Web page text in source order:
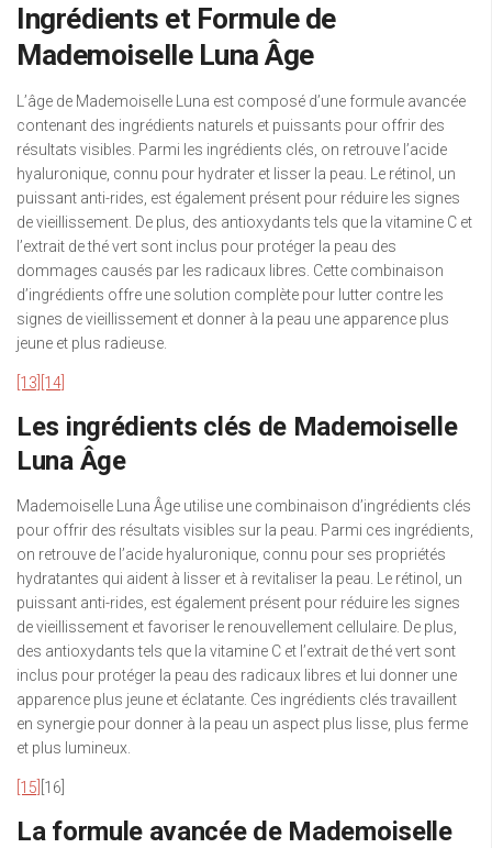
Ingrédients et Formule de
Mademoiselle Luna Âge
L’âge de Mademoiselle Luna est composé d’une formule avancée
contenant des ingrédients naturels et puissants pour offrir des
résultats visibles. Parmi les ingrédients clés, on retrouve l’acide
hyaluronique, connu pour hydrater et lisser la peau. Le rétinol, un
puissant anti-rides, est également présent pour réduire les signes
de vieillissement. De plus, des antioxydants tels que la vitamine C et
l’extrait de thé vert sont inclus pour protéger la peau des
dommages causés par les radicaux libres. Cette combinaison
d’ingrédients offre une solution complète pour lutter contre les
signes de vieillissement et donner à la peau une apparence plus
jeune et plus radieuse.
[13] [14]
Les ingrédients clés de Mademoiselle
Luna Âge
Mademoiselle Luna Âge utilise une combinaison d’ingrédients clés
pour offrir des résultats visibles sur la peau. Parmi ces ingrédients,
on retrouve de l’acide hyaluronique, connu pour ses propriétés
hydratantes qui aident à lisser et à revitaliser la peau. Le rétinol, un
puissant anti-rides, est également présent pour réduire les signes
de vieillissement et favoriser le renouvellement cellulaire. De plus,
des antioxydants tels que la vitamine C et l’extrait de thé vert sont
inclus pour protéger la peau des radicaux libres et lui donner une
apparence plus jeune et éclatante. Ces ingrédients clés travaillent
en synergie pour donner à la peau un aspect plus lisse, plus ferme
et plus lumineux.
[15] [16]
La formule avancée de Mademoiselle